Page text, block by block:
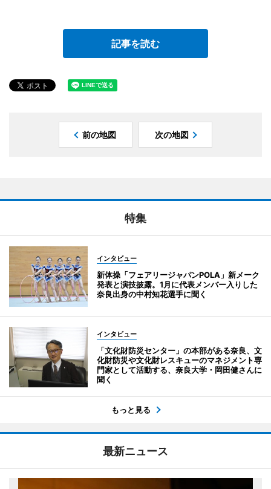
記事を読む
前の地図 次の地図
特集
インタビュー
新体操「フェアリージャパンPOLA」新メーク
発表と演技披露。1月に代表メンバー入りした
奈良出身の中村知花選手に聞く
インタビュー
「文化財防災センター」の本部がある奈良、文
化財防災や文化財レスキューのマネジメント専
門家として活動する、奈良大学・岡田健さんに
聞く
もっと見る
最新ニュース